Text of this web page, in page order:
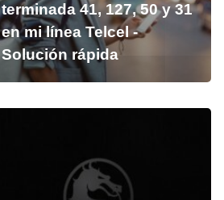
terminada 41, 127, 50 y 31
en mi línea Telcel -
Solución rápida